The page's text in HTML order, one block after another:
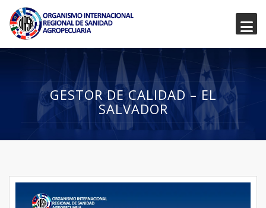
GESTOR DE CALIDAD – EL
SALVADOR